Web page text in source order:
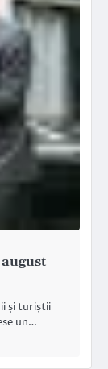
și turiștii
un…